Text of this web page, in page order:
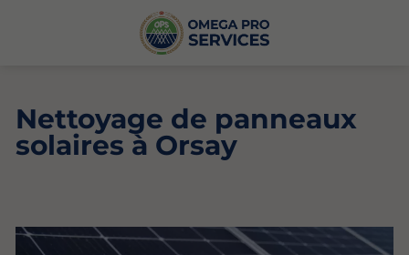
Nettoyage de panneaux
solaires à Orsay